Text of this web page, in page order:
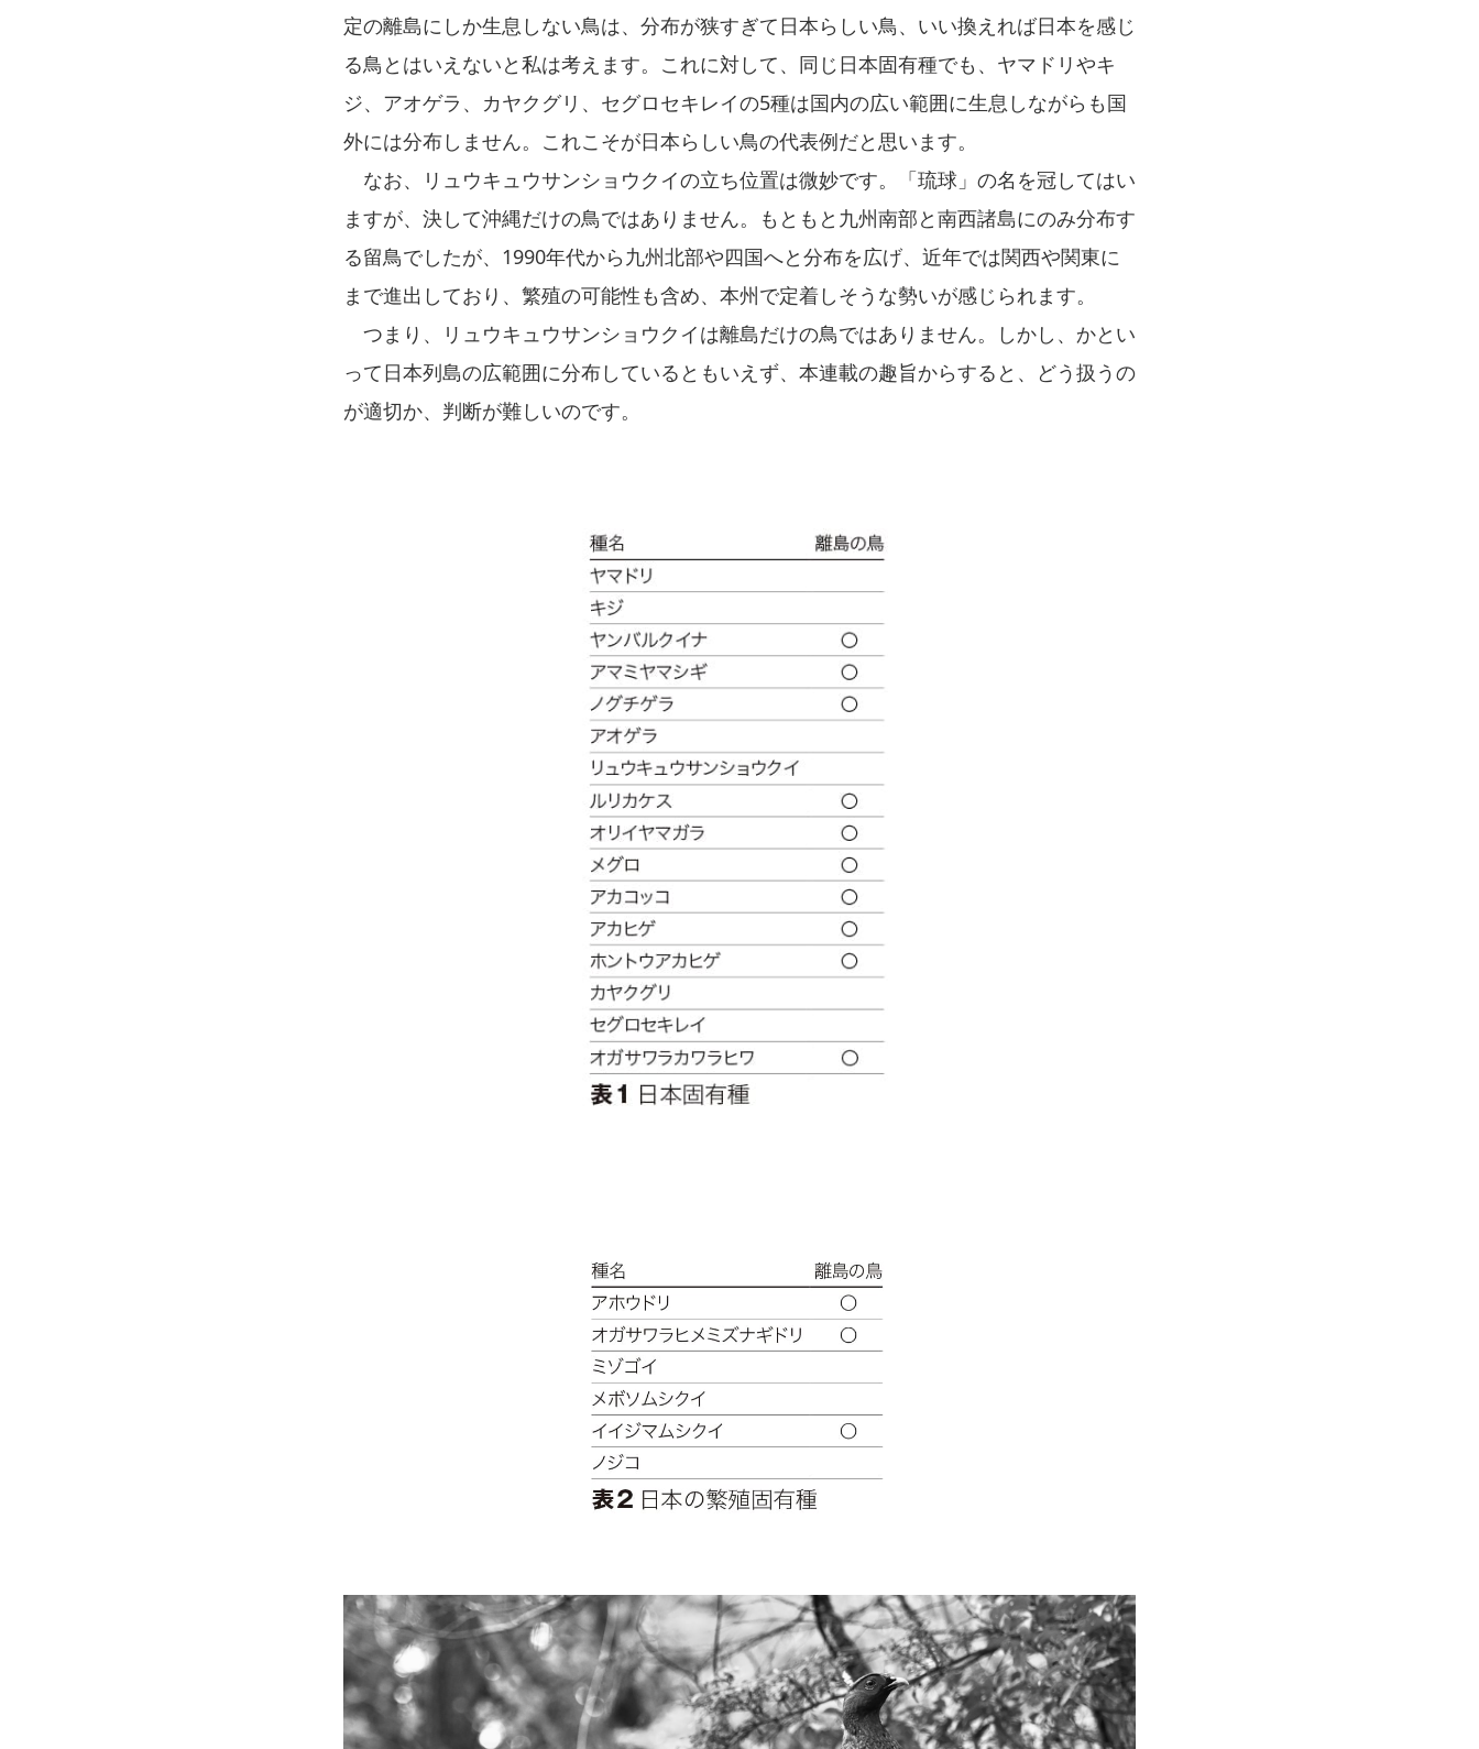
定の離島にしか生息しない鳥は、分布が狭すぎて日本らしい鳥、いい換えれば日本を感じ
る鳥とはいえないと私は考えます。これに対して、同じ日本固有種でも、ヤマドリやキ
ジ、アオゲラ、カヤクグリ、セグロセキレイの5種は国内の広い範囲に生息しながらも国
外には分布しません。これこそが日本らしい鳥の代表例だと思います。
なお、リュウキュウサンショウクイの立ち位置は微妙です。「琉球」の名を冠してはい
ますが、決して沖縄だけの鳥ではありません。もともと九州南部と南西諸島にのみ分布す
る留鳥でしたが、1990年代から九州北部や四国へと分布を広げ、近年では関西や関東に
まで進出しており、繁殖の可能性も含め、本州で定着しそうな勢いが感じられます。
つまり、リュウキュウサンショウクイは離島だけの鳥ではありません。しかし、かとい
って日本列島の広範囲に分布しているともいえず、本連載の趣旨からすると、どう扱うの
が適切か、判断が難しいのです。